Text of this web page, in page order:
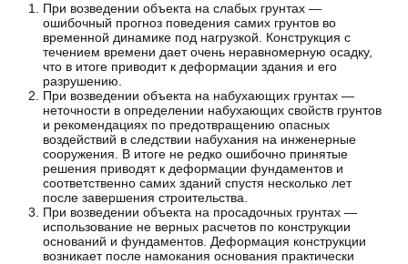
При возведении объекта на слабых грунтах —
ошибочный прогноз поведения самих грунтов во
временной динамике под нагрузкой. Конструкция с
течением времени дает очень неравномерную осадку,
что в итоге приводит к деформации здания и его
разрушению.
При возведении объекта на набухающих грунтах —
неточности в определении набухающих свойств грунтов
и рекомендациях по предотвращению опасных
воздействий в следствии набухания на инженерные
сооружения. В итоге не редко ошибочно принятые
решения приводят к деформации фундаментов и
соответственно самих зданий спустя несколько лет
после завершения строительства.
При возведении объекта на просадочных грунтах —
использование не верных расчетов по конструкции
оснований и фундаментов. Деформация конструкции
возникает после намокания основания практически